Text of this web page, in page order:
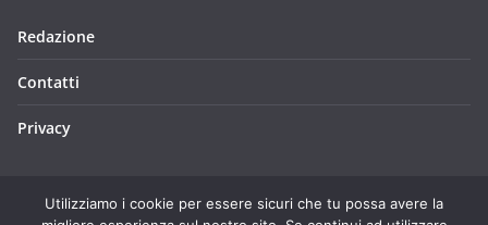
Redazione
Contatti
Privacy
Utilizziamo i cookie per essere sicuri che tu possa avere la